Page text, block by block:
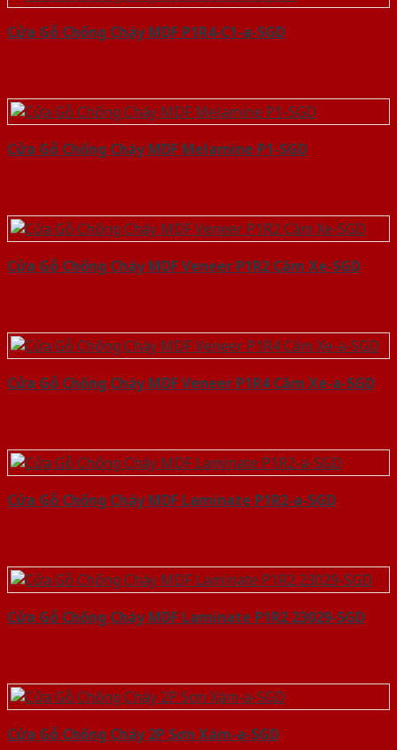
Cửa Gỗ Chống Cháy MDF P1R4-C1-a-SGD
Cửa Gỗ Chống Cháy MDF Melamine P1-SGD
Cửa Gỗ Chống Cháy MDF Veneer P1R2 Căm Xe-SGD
Cửa Gỗ Chống Cháy MDF Veneer P1R4 Căm Xe-a-SGD
Cửa Gỗ Chống Cháy MDF Laminate P1R2-a-SGD
Cửa Gỗ Chống Cháy MDF Laminate P1R2 23029-SGD
Cửa Gỗ Chống Cháy 2P Sơn Xám-a-SGD